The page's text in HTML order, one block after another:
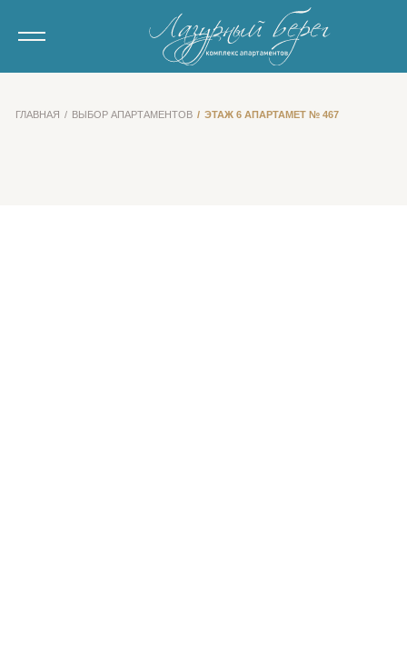
ГЛАВНАЯ ВЫБОР АПАРТАМЕНТОВ ЭТАЖ 6 АПАРТАМЕТ № 467